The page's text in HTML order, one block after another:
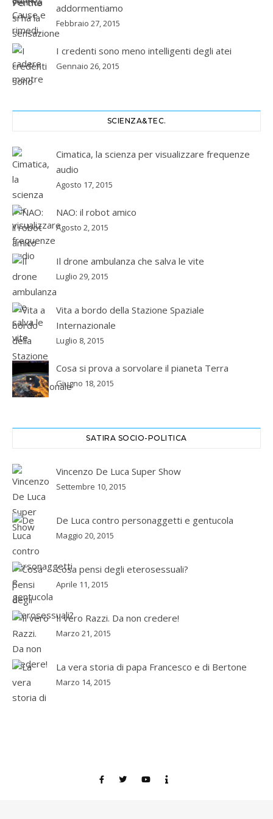
addormentiamo
Febbraio 27, 2015
I credenti sono meno intelligenti degli atei
Gennaio 26, 2015
SCIENZA&TEC.
Cimatica, la scienza per visualizzare frequenze
audio
Agosto 17, 2015
NAO: il robot amico
Agosto 2, 2015
Il drone ambulanza che salva le vite
Luglio 29, 2015
Vita a bordo della Stazione Spaziale
Internazionale
Luglio 8, 2015
Cosa si prova a sorvolare il pianeta Terra
Giugno 18, 2015
SATIRA SOCIO-POLITICA
Vincenzo De Luca Super Show
Settembre 10, 2015
De Luca contro personaggetti e gentucola
Maggio 20, 2015
Cosa pensi degli eterosessuali?
Aprile 11, 2015
Il vero Razzi. Da non credere!
Marzo 21, 2015
La vera storia di papa Francesco e di Bertone
Marzo 14, 2015